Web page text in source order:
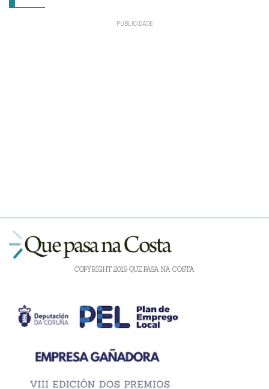
COPYRIGHT 2019 QUE PASA NA COSTA